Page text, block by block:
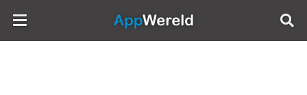
AppWereld